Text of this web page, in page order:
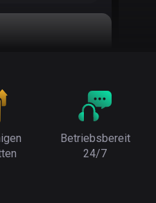
Betriebsbereit
24/7